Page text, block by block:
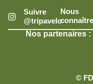
Suivre
@tripavelo
Nous
connaître
Nos partenaires :
©